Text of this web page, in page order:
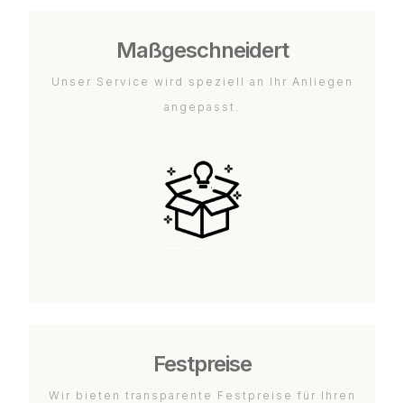
Maßgeschneidert
Unser Service wird speziell an Ihr Anliegen
angepasst.
Festpreise
Wir bieten transparente Festpreise für Ihren